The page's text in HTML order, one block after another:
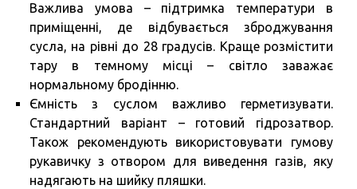
Важлива умова – підтримка температури в
приміщенні, де відбувається зброджування
сусла, на рівні до 28 градусів. Краще розмістити
тару в темному місці – світло заважає
нормальному бродінню.
Ємність з суслом важливо герметизувати.
Стандартний варіант – готовий гідрозатвор.
Також рекомендують використовувати гумову
рукавичку з отвором для виведення газів, яку
надягають на шийку пляшки.